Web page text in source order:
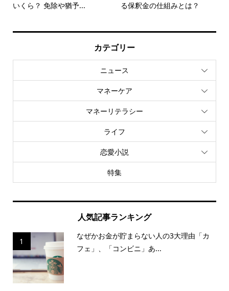
いくら？ 免除や猶予...
る保釈金の仕組みとは？
カテゴリー
ニュース
マネーケア
マネーリテラシー
ライフ
恋愛小説
特集
人気記事ランキング
1
なぜかお金が貯まらない人の3大理由「カ
フェ」、「コンビニ」あ...